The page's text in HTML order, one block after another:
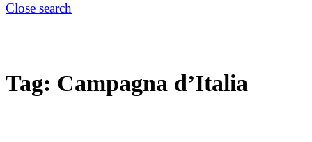
Close search
Tag: Campagna d’Italia